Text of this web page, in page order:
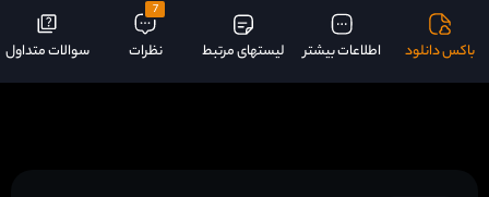
باکس دانلود اطلاعات بیشتر لیستهای مرتبط
7
نظرات سوالات متداول